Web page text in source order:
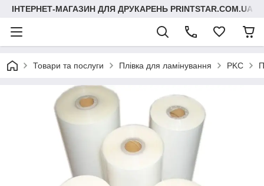
ІНТЕРНЕТ-МАГАЗИН ДЛЯ ДРУКАРЕНЬ PRINTSTAR.COM.UA
Товари та послуги Плівка для ламінування PKC